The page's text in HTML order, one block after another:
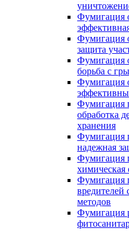
Фумигация
Фумигация
защита
Фумигация
борьба с
Фумигация
Фумигация
обработка
хранения
Фумигация
надежная
Фумигация
химическая
Фумигация
вредителей
методов
Фумигация